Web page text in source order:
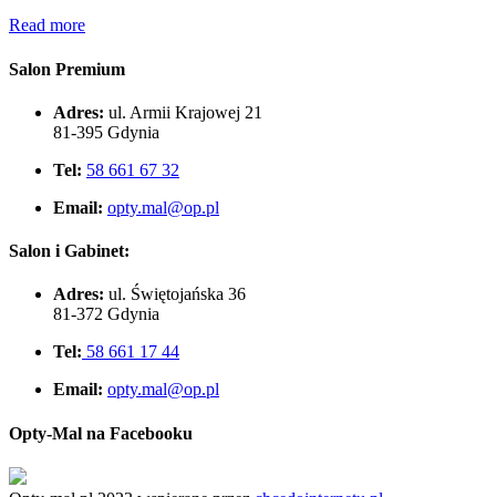
Read more
Salon Premium
Adres: ul. Armii Krajowej 21
81-395 Gdynia
Tel: 58 661 67 32
Email: opty.mal@op.pl
Salon i Gabinet:
Adres: ul. Świętojańska 36
81-372 Gdynia
Tel: 58 661 17 44
Email: opty.mal@op.pl
Opty-Mal na Facebooku